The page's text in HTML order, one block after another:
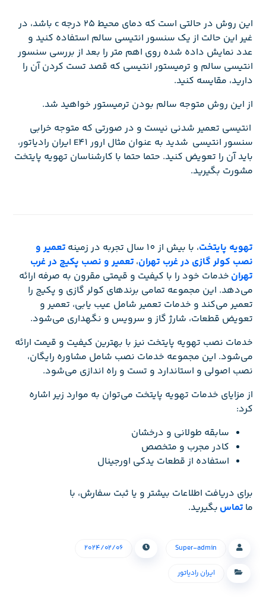
این روش در حالتی است که دمای محیط ۲۵ درجه c باشد، در
غیر این حالت از یک سنسور انتیسی سالم استفاده کنید و
عدد نمایش داده شده روی اهم متر را بعد از بررسی سنسور
انتیسی سالم و ترمیستور انتیسی که قصد تست کردن آن را
دارید، مقایسه کنید.
از این روش متوجه سالم بودن ترمیستور خواهید شد.
انتیسی تعمیر شدنی نیست و در صورتی که متوجه خرابی
سنسور انتیسی شدید به عنوان مثال ارور E41 ایران رادیاتور،
باید آن را تعویض کنید. حتما حتما با کارشناسان تهویه پایتخت
مشورت بگیرید.
تهویه پایتخت، با بیش از 10 سال تجربه در زمینه
تعمیر و
نصب کولر گازی در غرب تهران، تعمیر و نصب پکیج در غرب
تهران خدمات خود را با کیفیت و قیمتی مقرون به صرفه ارائه
می‌دهد. این مجموعه تمامی برندهای کولر گازی و پکیج را
تعمیر می‌کند و خدمات تعمیر شامل عیب یابی، تعمیر و
تعویض قطعات، شارژ گاز و سرویس و نگهداری می‌شود.
خدمات نصب تهویه پایتخت نیز با بهترین کیفیت و قیمت ارائه
می‌شود. این مجموعه خدمات نصب شامل مشاوره رایگان،
نصب اصولی و استاندارد و تست و راه اندازی می‌شود.
از مزایای خدمات تهویه پایتخت می‌توان به موارد زیر اشاره
کرد:
سابقه طولانی و درخشان
کادر مجرب و متخصص
استفاده از قطعات یدکی اورجینال
برای دریافت اطلاعات بیشتر و یا ثبت سفارش، با
ما تماس بگیرید.
Super-admin ۲۰۲۴/۰۲/۰۶
ایران رادیاتور